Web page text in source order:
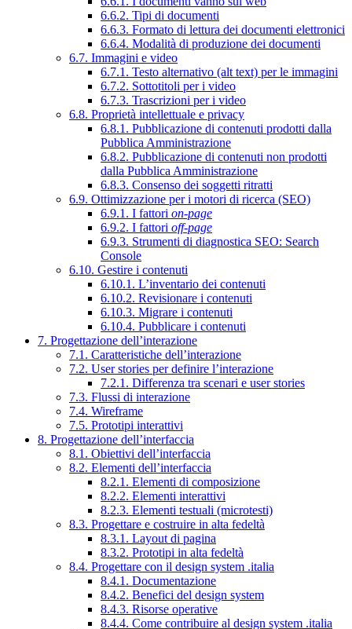
6.6.2. Tipi di documenti
6.6.3. Formato di lettura dei documenti elettronici
6.6.4. Modalità di produzione dei documenti
6.7. Immagini e video
6.7.1. Testo alternativo (alt text) per le immagini
6.7.2. Sottotitoli per i video
6.7.3. Trascrizioni per i video
6.8. Proprietà intellettuale e privacy
6.8.1. Pubblicazione di contenuti prodotti dalla
Pubblica Amministrazione
6.8.2. Pubblicazione di contenuti non prodotti
dalla Pubblica Amministrazione
6.8.3. Consenso dei soggetti ritratti
6.9. Ottimizzazione per i motori di ricerca (SEO)
6.9.1. I fattori on-page
6.9.2. I fattori off-page
6.9.3. Strumenti di diagnostica SEO: Search
Console
6.10. Gestire i contenuti
6.10.1. L’inventario dei contenuti
6.10.2. Revisionare i contenuti
6.10.3. Migrare i contenuti
6.10.4. Pubblicare i contenuti
7. Progettazione dell’interazione
7.1. Caratteristiche dell’interazione
7.2. User stories per definire l’interazione
7.2.1. Differenza tra scenari e user stories
7.3. Flussi di interazione
7.4. Wireframe
7.5. Prototipi interattivi
8. Progettazione dell’interfaccia
8.1. Obiettivi dell’interfaccia
8.2. Elementi dell’interfaccia
8.2.1. Elementi di composizione
8.2.2. Elementi interattivi
8.2.3. Elementi testuali (microtesti)
8.3. Progettare e costruire in alta fedeltà
8.3.1. Layout di pagina
8.3.2. Prototipi in alta fedeltà
8.4. Progettare con il design system .italia
8.4.1. Documentazione
8.4.2. Benefici del design system
8.4.3. Risorse operative
8.4.4. Come contribuire al design system .italia